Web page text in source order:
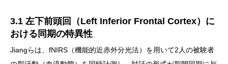
3.1 左下前頭回（Left Inferior Frontal Cortex）に
おける同期の特異性
Jiangらは、fNIRS（機能的近赤外分光法）を用いて2人の被験者